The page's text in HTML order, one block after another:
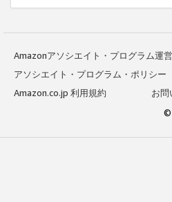
Amazonアソシエイト・プログラム運
アソシエイト・プログラム・ポリシー
Amazon.co.jp 利用規約
お問
©